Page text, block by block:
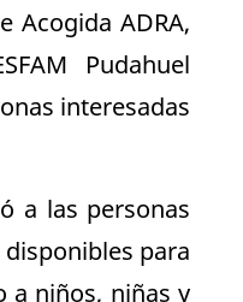
Acogida ADRA,
Pudahuel
interesadas
a las personas
para
a niños, niñas y